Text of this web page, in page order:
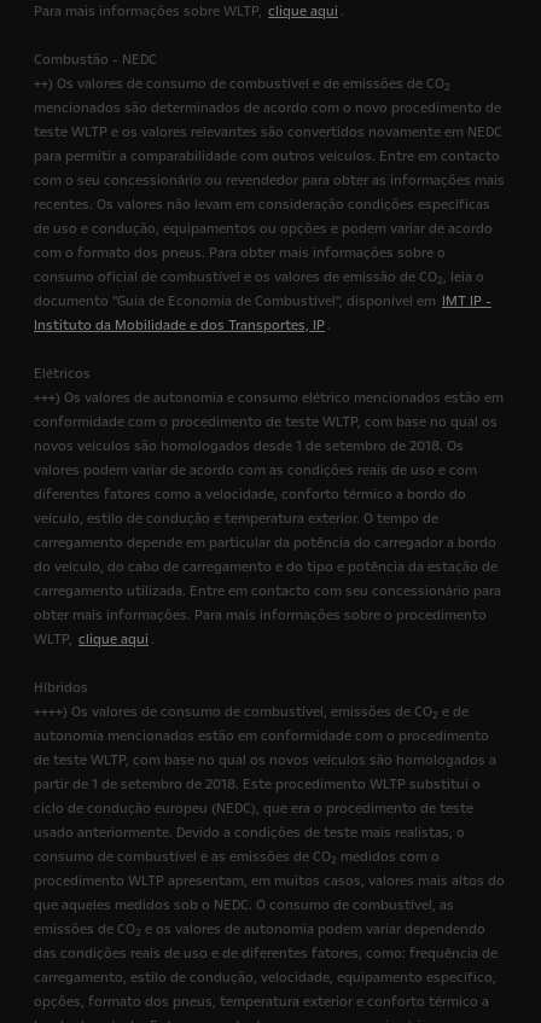
Para mais informações sobre WLTP, clique aqui .
Combustão - NEDC
++) Os valores de consumo de combustível e de emissões de CO2
mencionados são determinados de acordo com o novo procedimento de
teste WLTP e os valores relevantes são convertidos novamente em NEDC
para permitir a comparabilidade com outros veículos. Entre em contacto
com o seu concessionário ou revendedor para obter as informações mais
recentes. Os valores não levam em consideração condições específicas
de uso e condução, equipamentos ou opções e podem variar de acordo
com o formato dos pneus. Para obter mais informações sobre o
consumo oficial de combustível e os valores de emissão de CO2, leia o
documento "Guia de Economia de Combustível", disponível em IMT IP -
Instituto da Mobilidade e dos Transportes, IP .
Elétricos
+++) Os valores de autonomia e consumo elétrico mencionados estão em
conformidade com o procedimento de teste WLTP, com base no qual os
novos veículos são homologados desde 1 de setembro de 2018. Os
valores podem variar de acordo com as condições reais de uso e com
diferentes fatores como a velocidade, conforto térmico a bordo do
veículo, estilo de condução e temperatura exterior. O tempo de
carregamento depende em particular da potência do carregador a bordo
do veículo, do cabo de carregamento e do tipo e potência da estação de
carregamento utilizada. Entre em contacto com seu concessionário para
obter mais informações. Para mais informações sobre o procedimento
WLTP, clique aqui .
Híbridos
++++) Os valores de consumo de combustível, emissões de CO2 e de
autonomia mencionados estão em conformidade com o procedimento
de teste WLTP, com base no qual os novos veículos são homologados a
partir de 1 de setembro de 2018. Este procedimento WLTP substitui o
ciclo de condução europeu (NEDC), que era o procedimento de teste
usado anteriormente. Devido a condições de teste mais realistas, o
consumo de combustível e as emissões de CO2 medidos com o
procedimento WLTP apresentam, em muitos casos, valores mais altos do
que aqueles medidos sob o NEDC. O consumo de combustível, as
emissões de CO2 e os valores de autonomia podem variar dependendo
das condições reais de uso e de diferentes fatores, como: frequência de
carregamento, estilo de condução, velocidade, equipamento específico,
opções, formato dos pneus, temperatura exterior e conforto térmico a